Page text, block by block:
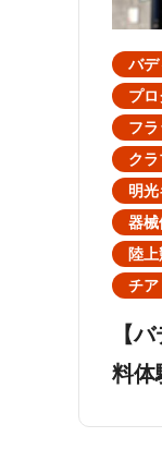
バ
プ
フ
ク
明
器
陸
チ
【
料体